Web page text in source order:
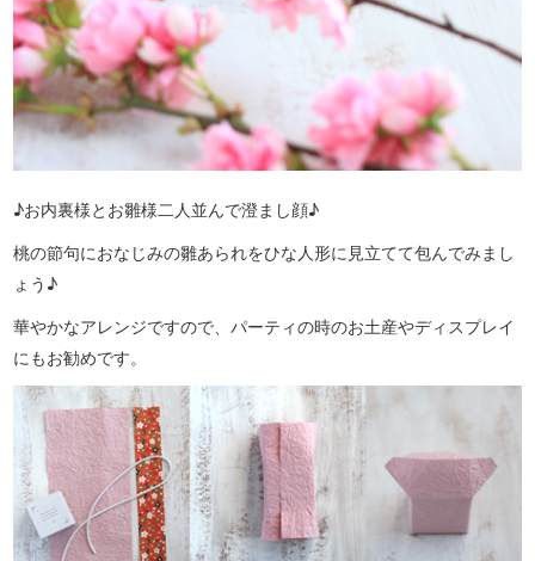
♪お内裏様とお雛様二人並んで澄まし顔♪
桃の節句におなじみの雛あられをひな人形に見立てて包んでみまし
ょう♪
華やかなアレンジですので、パーティの時のお土産やディスプレイ
にもお勧めです。